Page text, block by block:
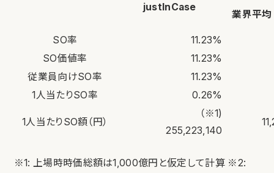
justInCase
業界平均
SO率
11.23%
SO価値率
11.23%
従業員向けSO率
11.23%
1人当たりSO率
0.26%
1人当たりSO額（円）
（※1)
255,223,140
※1: 上場時時価総額は1,000億円と仮定して計算 ※2: